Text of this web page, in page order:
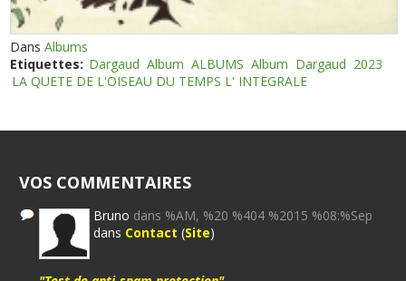
DansAlbums
Etiquettes: Dargaud Album ALBUMS Album Dargaud 2023
LA QUETE DE L'OISEAU DU TEMPS L' INTEGRALE
VOS COMMENTAIRES
Bruno dans %AM, %20 %404 %2015 %08:%Sep
dans Contact (Site)